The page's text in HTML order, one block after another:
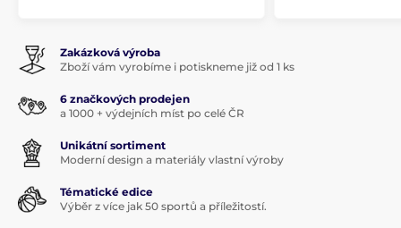
Zakázková výroba
Zboží vám vyrobíme i potiskneme již od 1 ks
6 značkových prodejen
a 1000 + výdejních míst po celé ČR
Unikátní sortiment
Moderní design a materiály vlastní výroby
Tématické edice
Výběr z více jak 50 sportů a příležitostí.